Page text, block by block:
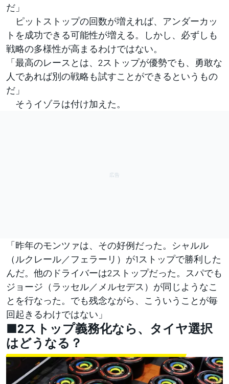
だ」
ピットストップの回数が増えれば、アンダーカッ
トを成功できる可能性が増える。しかし、必ずしも
戦略の多様性が高まるわけではない。
「最高のレースとは、2ストップが優勢でも、勇敢な
人であれば別の戦略も試すことができるというもの
だ」
そうイゾラは付け加えた。
「昨年のモンツァは、その好例だった。シャルル
（ルクレール／フェラーリ）が1ストップで勝利した
んだ。他のドライバーは2ストップだった。スパでも
ジョージ（ラッセル／メルセデス）が同じようなこ
とを行なった。でも残念ながら、こういうことが毎
回起きるわけではない」
■2ストップ義務化なら、タイヤ選択
はどうなる？